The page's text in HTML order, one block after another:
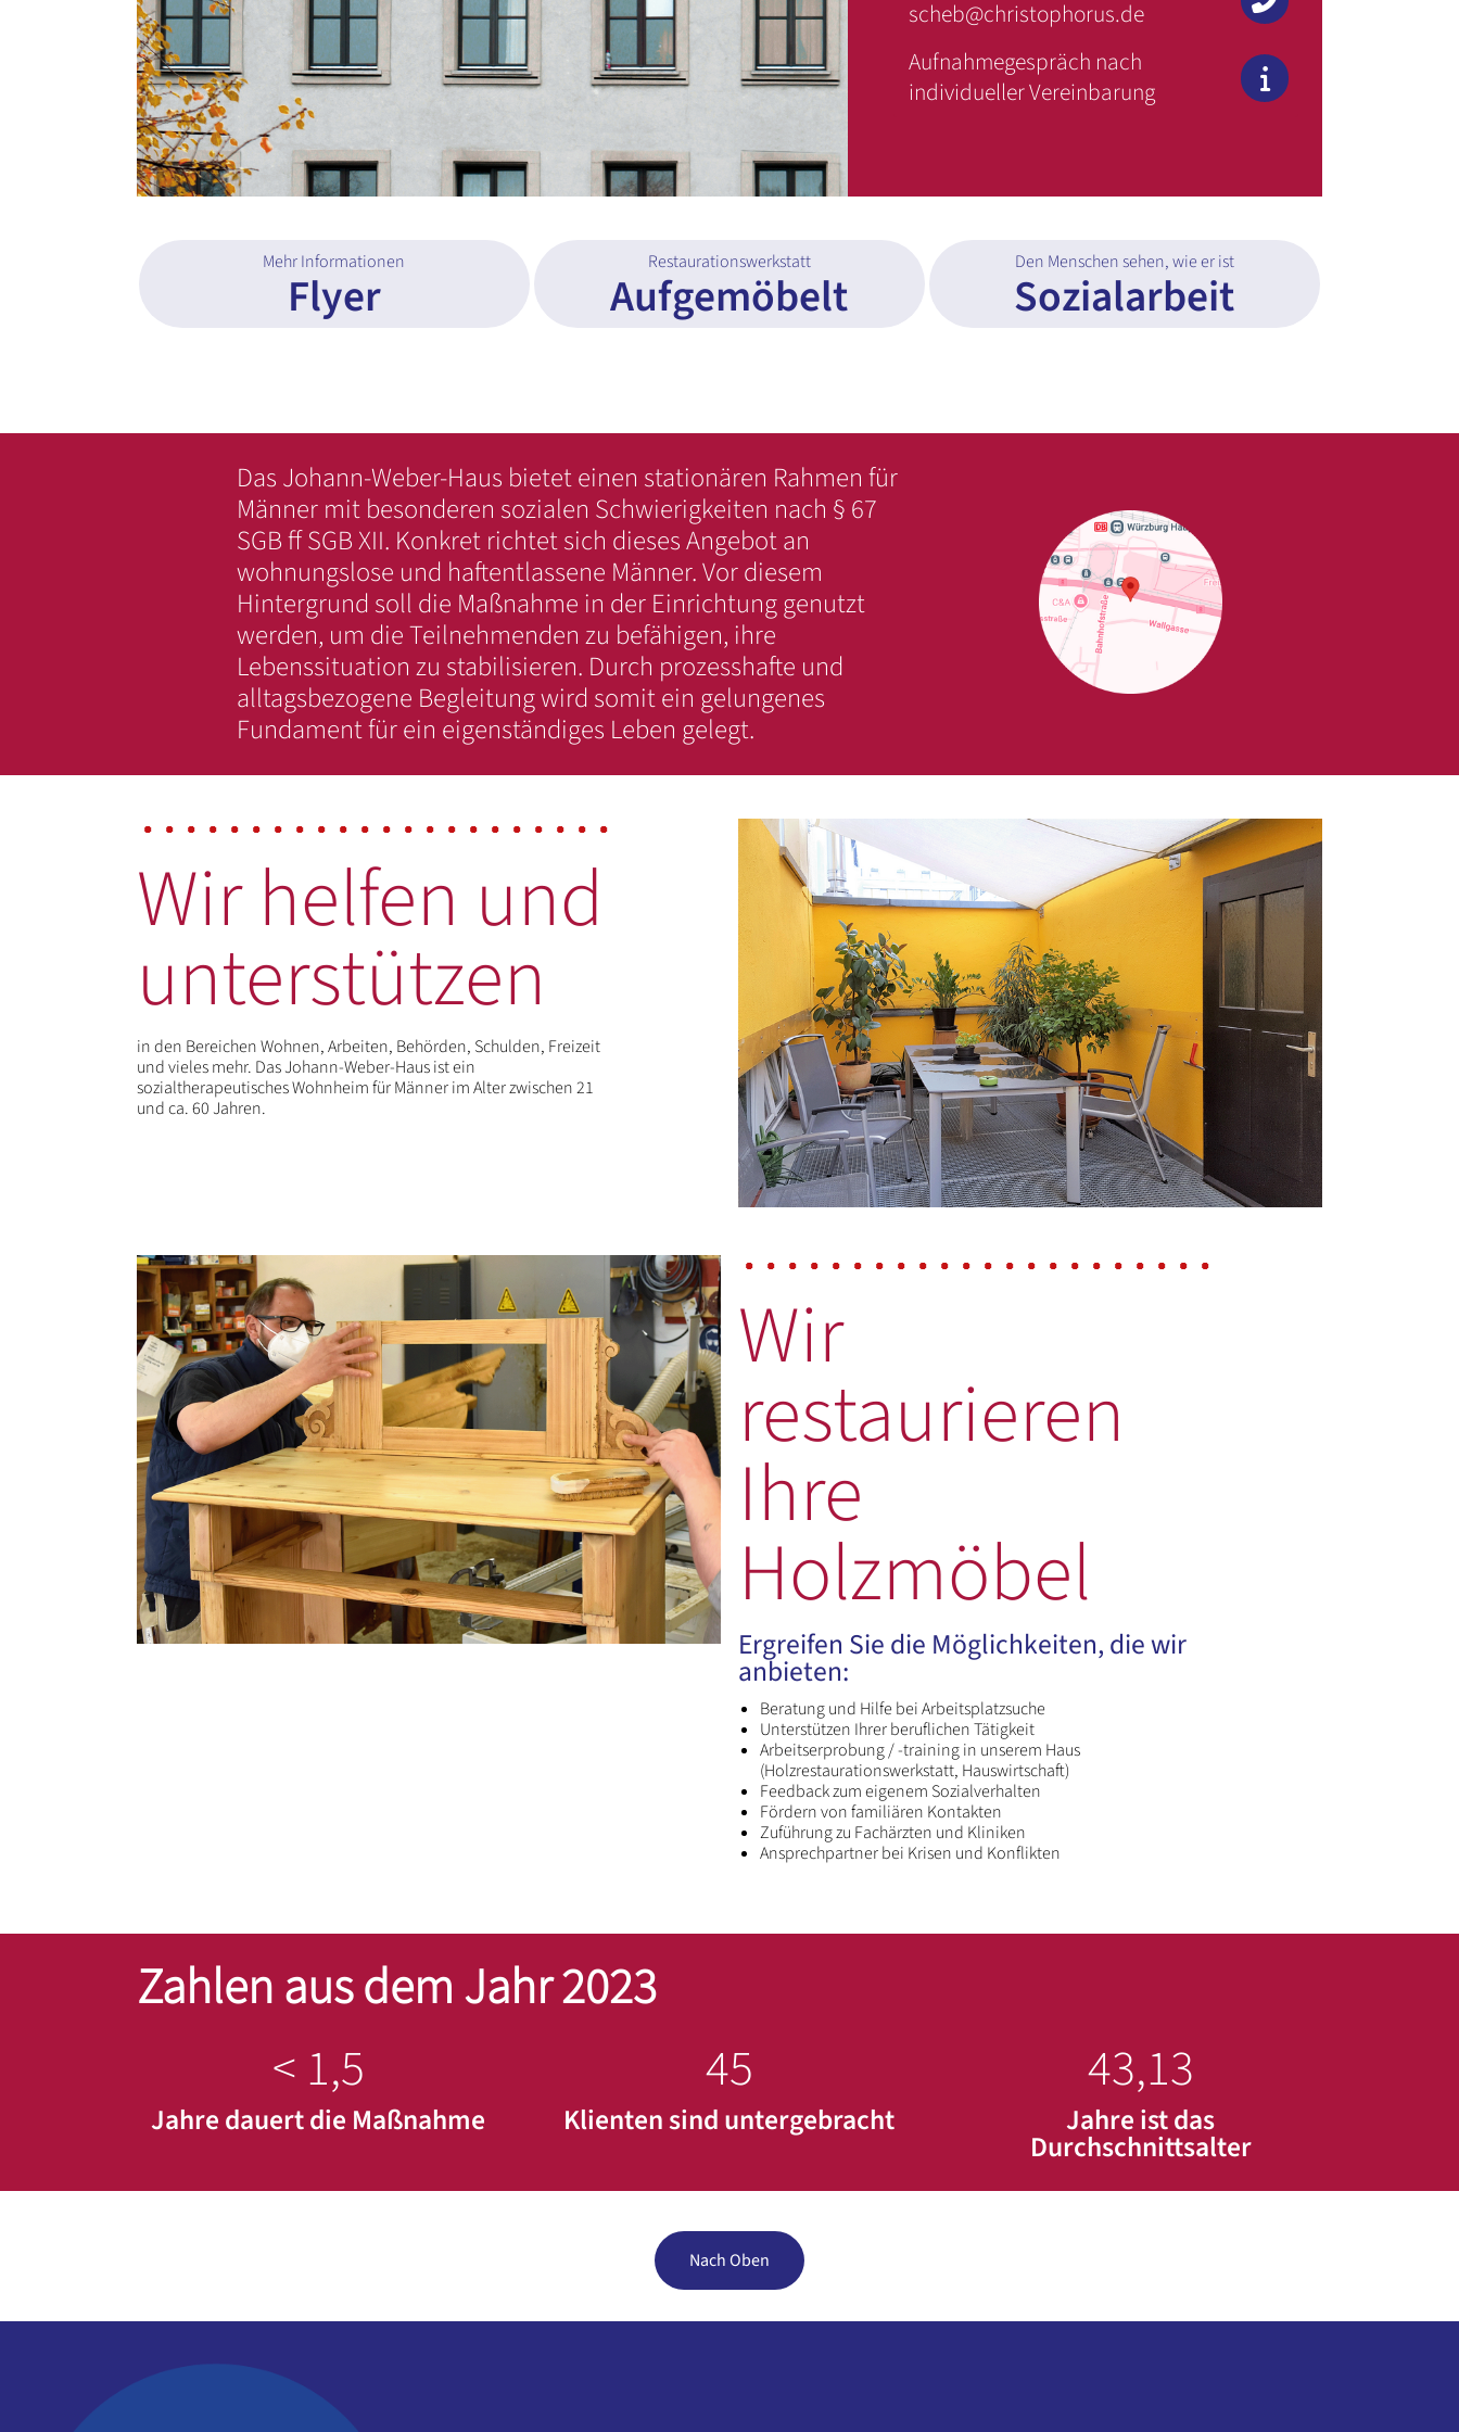
scheb@christophorus.de
Aufnahmegespräch nach
individueller Vereinbarung
Mehr Informationen
Flyer
Restaurationswerkstatt
Aufgemöbelt
Den Menschen sehen, wie er ist
Sozialarbeit
Das Johann-Weber-Haus bietet einen stationären Rahmen für
Männer mit besonderen sozialen Schwierigkeiten nach § 67
SGB ff SGB XII. Konkret richtet sich dieses Angebot an
wohnungslose und haftentlassene Männer. Vor diesem
Hintergrund soll die Maßnahme in der Einrichtung genutzt
werden, um die Teilnehmenden zu befähigen, ihre
Lebenssituation zu stabilisieren. Durch prozesshafte und
alltagsbezogene Begleitung wird somit ein gelungenes
Fundament für ein eigenständiges Leben gelegt.
Wir helfen und
unterstützen
in den Bereichen Wohnen, Arbeiten, Behörden, Schulden, Freizeit
und vieles mehr. Das Johann-Weber-Haus ist ein
sozialtherapeutisches Wohnheim für Männer im Alter zwischen 21
und ca. 60 Jahren.
Wir
restaurieren
Ihre
Holzmöbel
Ergreifen Sie die Möglichkeiten, die wir
anbieten:
Beratung und Hilfe bei Arbeitsplatzsuche
Unterstützen Ihrer beruflichen Tätigkeit
Arbeitserprobung / -training in unserem Haus
(Holzrestaurationswerkstatt, Hauswirtschaft)
Feedback zum eigenem Sozialverhalten
Fördern von familiären Kontakten
Zuführung zu Fachärzten und Kliniken
Ansprechpartner bei Krisen und Konflikten
Zahlen aus dem Jahr 2023
< 1,5
Jahre dauert die Maßnahme
45
Klienten sind untergebracht
43,13
Jahre ist das
Durchschnittsalter
Nach Oben